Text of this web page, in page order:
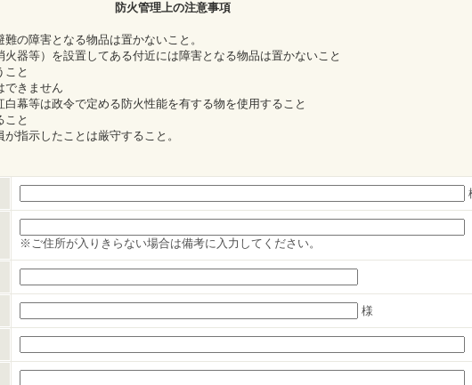
防火管理上の注意事項
の障害となる物品は置かないこと。
器等）を設置してある付近には障害となる物品は置かないこと
こと
できません
幕等は政令で定める防火性能を有する物を使用すること
こと
指示したことは厳守すること。
※ご住所が入りきらない場合は備考に入力してください。
様